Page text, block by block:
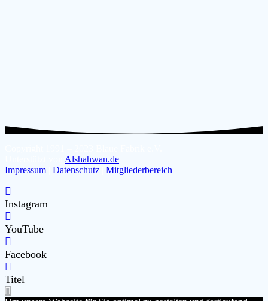
Alshahwan.de
Impressum
Datenschutz Mitgliederbereich
Instagram
YouTube
Facebook
Titel